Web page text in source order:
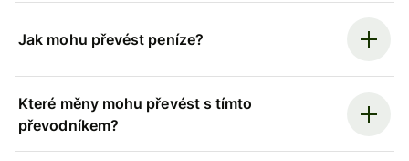
Jak mohu převést peníze?
Které měny mohu převést s tímto
převodníkem?